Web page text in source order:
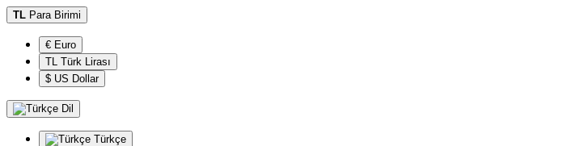
TL Para Birimi
€ Euro
TL Türk Lirası
$ US Dollar
Dil
Türkçe